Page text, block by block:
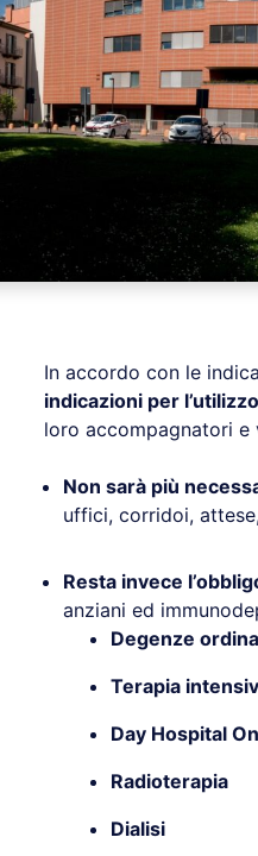
In accordo con le
indicazioni per
loro accompagnatori e
Non sarà più
uffici, corridoi,
Resta invece
anziani ed
Degenze
Terapia
Day Hospital
Radioterapia
Dialisi